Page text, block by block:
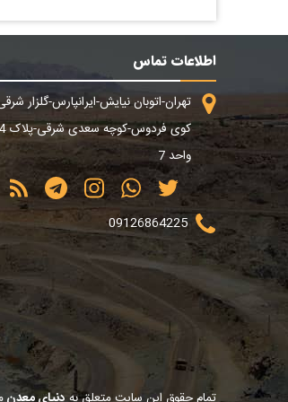
اطلاعات تماس
تهران-اتوبان نیایش-ایرانپارس-گلزار
کوی
واحد 7
09126864225
تمام حقوق این سایت متعلق به دنیای معدن